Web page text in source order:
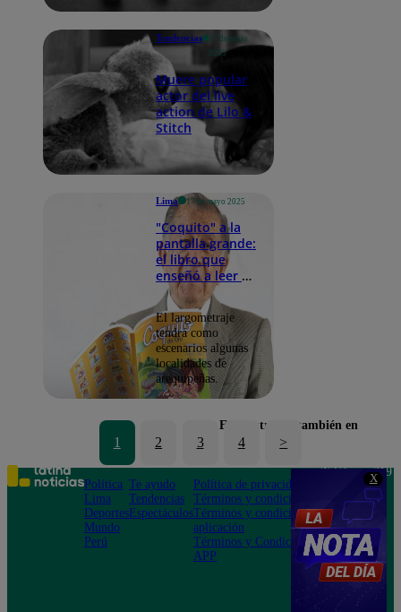
X
Tendencias
17 de junio
2025
Muere popular
actor del live
action de Lilo &
Stitch
Lima 17 de mayo 2025
"Coquito" a la
pantalla grande:
el libro que
enseñó a leer a
peruanos
tendrá película
propia
El largometraje
tendrá como
escenarios algunas
localidades de
arequipeñas.
1 2 3 4 >
Encuéntranos también en
Política
Lima
Deportes
Mundo
Perú
Te ayudo
Tendencias
Espectáculos
Política de privacidad
Términos y condiciones
Términos y condiciones
aplicación
Términos y Condiciones
APP
Teléfono: 219
Av. San
Felipe 968
Jesús María